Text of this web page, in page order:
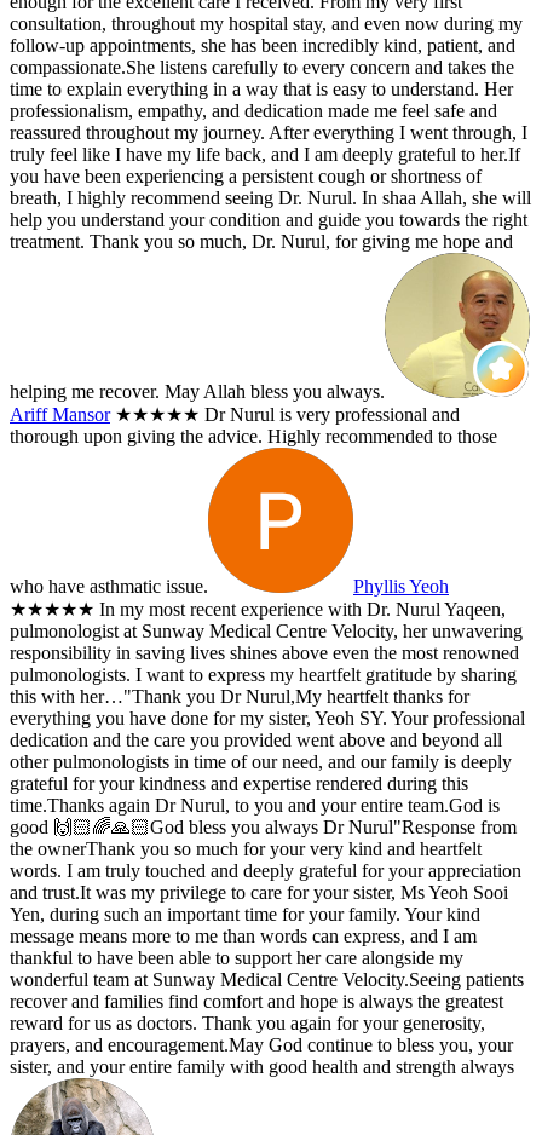
consultation, throughout my hospital stay, and even now during my
follow-up appointments, she has been incredibly kind, patient, and
compassionate.She listens carefully to every concern and takes the
time to explain everything in a way that is easy to understand. Her
professionalism, empathy, and dedication made me feel safe and
reassured throughout my journey. After everything I went through, I
truly feel like I have my life back, and I am deeply grateful to her.If
you have been experiencing a persistent cough or shortness of
breath, I highly recommend seeing Dr. Nurul. In shaa Allah, she will
help you understand your condition and guide you towards the right
treatment. Thank you so much, Dr. Nurul, for giving me hope and
helping me recover. May Allah bless you always.
Ariff Mansor★★★★★ Dr Nurul is very professional and
thorough upon giving the advice. Highly recommended to those
who have asthmatic issue.
Phyllis Yeoh
★★★★★ In my most recent experience with Dr. Nurul Yaqeen,
pulmonologist at Sunway Medical Centre Velocity, her unwavering
responsibility in saving lives shines above even the most renowned
pulmonologists. I want to express my heartfelt gratitude by sharing
this with her…"Thank you Dr Nurul,My heartfelt thanks for
everything you have done for my sister, Yeoh SY. Your professional
dedication and the care you provided went above and beyond all
other pulmonologists in time of our need, and our family is deeply
grateful for your kindness and expertise rendered during this
time.Thanks again Dr Nurul, to you and your entire team.God is
good 🙌🏻🌈🙏🏻God bless you always Dr Nurul"Response from
the ownerThank you so much for your very kind and heartfelt
words. I am truly touched and deeply grateful for your appreciation
and trust.It was my privilege to care for your sister, Ms Yeoh Sooi
Yen, during such an important time for your family. Your kind
message means more to me than words can express, and I am
thankful to have been able to support her care alongside my
wonderful team at Sunway Medical Centre Velocity.Seeing patients
recover and families find comfort and hope is always the greatest
reward for us as doctors. Thank you again for your generosity,
prayers, and encouragement.May God continue to bless you, your
sister, and your entire family with good health and strength always